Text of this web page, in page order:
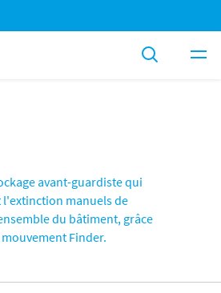
avant-guardiste qui
manuels de
du bâtiment, grâce
Finder.